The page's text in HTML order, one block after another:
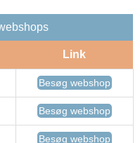
Link
Besøg webshop
Besøg webshop
Besøg webshop